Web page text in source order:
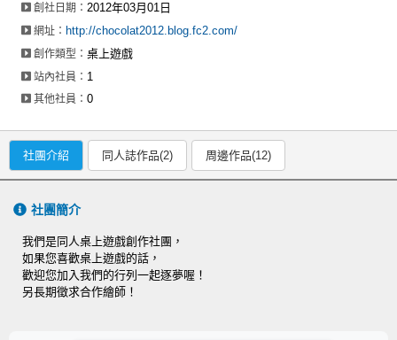
創社日期：2012年03月01日
網址： http://chocolat2012.blog.fc2.com/
創作類型：桌上遊戲
站內社員： 1
其他社員：0
社團介紹 同人誌作品(2) 周邊作品(12)
社團簡介
我們是同人桌上遊戲創作社團，
如果您喜歡桌上遊戲的話，
歡迎您加入我們的行列一起逐夢喔！
另長期徵求合作繪師！